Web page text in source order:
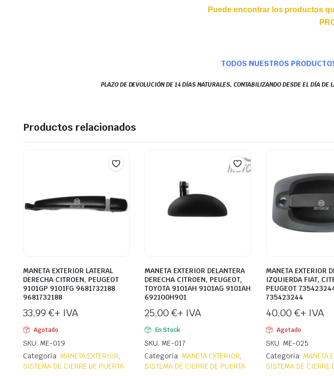
Puede encontrar los productos
TODOS NUESTROS
PLAZO DE DEVOLUCIÓN DE 14 DÍAS NATURALES, CONTABILIZANDO DESDE EL DÍA
Productos relacionados
MANETA EXTERIOR LATERAL
DERECHA CITROEN, PEUGEOT
9101GP 9101FG 9681732188
9681732188
33,99 €+ IVA
Agotado
SKU: ME-019
Categoría: MANETA EXTERIOR,
SISTEMA DE CIERRE DE PUERTA
MANETA EXTERIOR DELANTERA
DERECHA CITROEN, PEUGEOT,
TOYOTA 9101AH 9101AG 9101AH
692100H901
25,00 €+ IVA
En Stock
SKU: ME-017
Categoría: MANETA EXTERIOR,
SISTEMA DE CIERRE DE PUERTA
MANETA EXTERIOR
IZQUIERDA FIAT,
PEUGEOT
735423244
40,00 €+ IVA
Agotado
SKU: ME-025
Categoría: MANETA
SISTEMA DE CIERRE